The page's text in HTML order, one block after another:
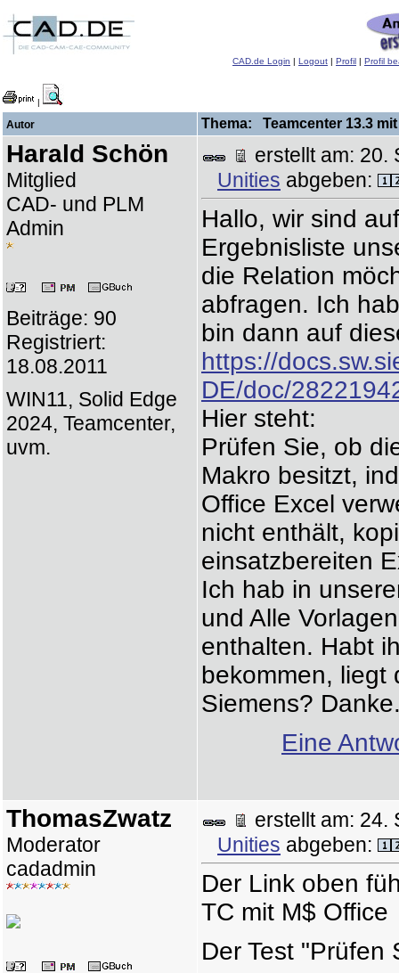
CAD.de Login | Logout | Profil | Profil
|
Autor Thema: Teamcenter 13.3
Harald Schön
Mitglied
CAD- und PLM
Admin
Beiträge: 90
Registriert:
18.08.2011
WIN11, Solid Edge
2024, Teamcenter,
uvm.
erstellt am:
Unities abgeben:
Hallo, wir sind
Ergebnisliste
die Relation
abfragen. Ich
bin dann auf
https://
DE/doc/
Hier steht:
Prüfen Sie, ob
Makro besitzt,
Office Excel
nicht enthält,
einsatzbereiten
Ich hab in
und Alle
enthalten. Habt
bekommen, liegt
Siemens?
Eine
ThomasZwatz
Moderator
cadadmin
erstellt am:
Unities abgeben:
Der Link oben
TC mit M$ Office
Der Test "Prüfen